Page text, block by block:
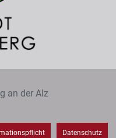
an der Alz
Datenschutz